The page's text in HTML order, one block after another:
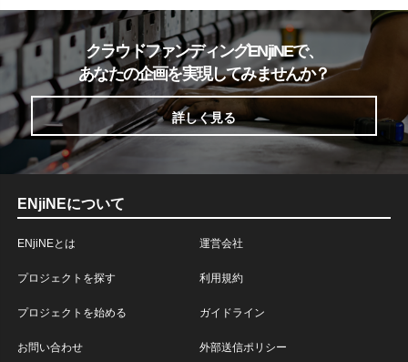
クラウドファンディングENjiNEで、
あなたの企画を実現してみませんか？
詳しく見る
ENjiNEについて
ENjiNEとは
プロジェクトを探す
プロジェクトを始める
お問い合わせ
運営会社
利用規約
ガイドライン
外部送信ポリシー